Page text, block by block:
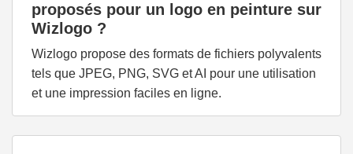
proposés pour un logo en peinture sur
Wizlogo ?
Wizlogo propose des formats de fichiers polyvalents
tels que JPEG, PNG, SVG et AI pour une utilisation
et une impression faciles en ligne.